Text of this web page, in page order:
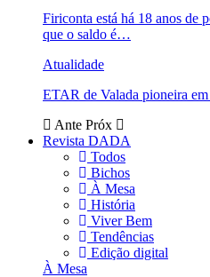
Firiconta está há 18 anos de
que o saldo é…
Atualidade
ETAR de Valada pioneira em
Ante Próx
Revista DADA
Todos
Bichos
À Mesa
História
Viver Bem
Tendências
Edição digital
À Mesa